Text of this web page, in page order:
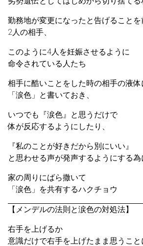
勤務地が変更になったと告げることを
2人の相手、
このように4人を妊娠させるように
命令されている人たち
相手に酷いことをした時の相手の液体
「涙色」と書いておき、
いつでも『涙色』と思うだけで
体が反応するようにしたり、
『私のことが好きだから別にいい』
と思わせる声が発声するようにする為
家の周りにばら撒いて
「涙色」を共有するハクチョウ
【メンデルの法則と涙色の対処法】
右手を上げるか
意識だけで右手を上げたまま思うこと